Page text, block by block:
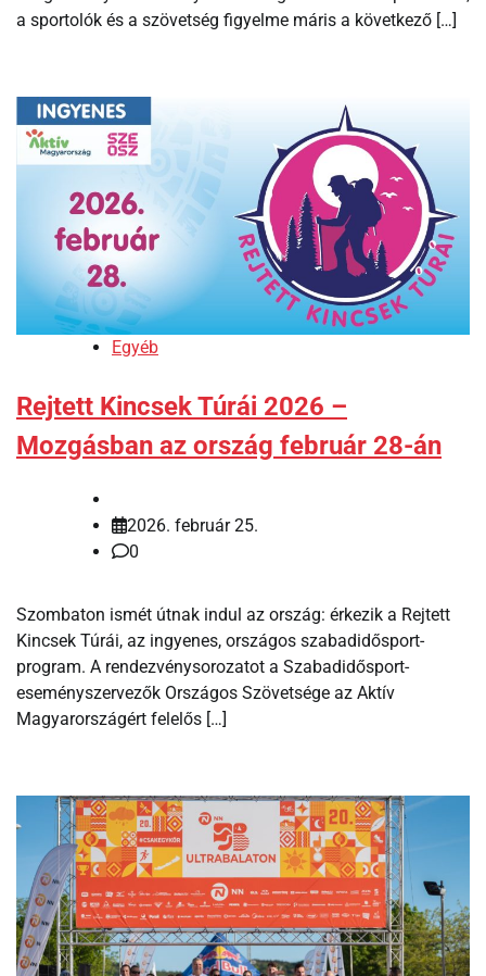
a sportolók és a szövetség figyelme máris a következő […]
Egyéb
Rejtett Kincsek Túrái 2026 –
Mozgásban az ország február 28-án
2026. február 25.
0
Szombaton ismét útnak indul az ország: érkezik a Rejtett
Kincsek Túrái, az ingyenes, országos szabadidősport-
program. A rendezvénysorozatot a Szabadidősport-
eseményszervezők Országos Szövetsége az Aktív
Magyarországért felelős […]